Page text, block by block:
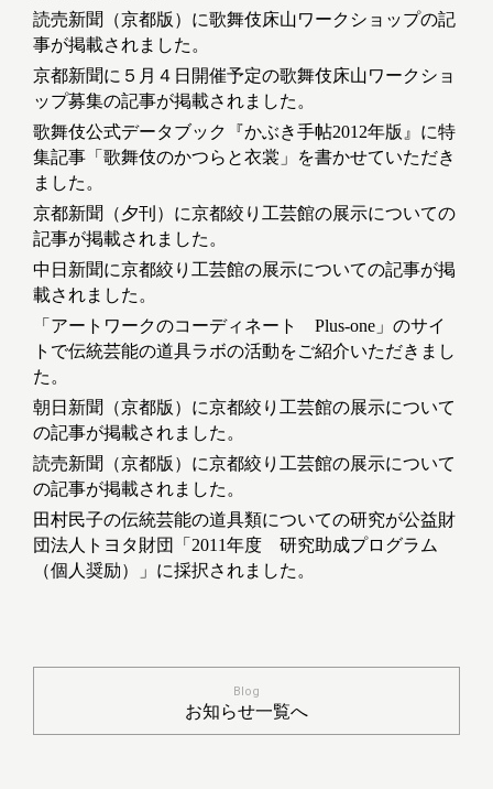
読売新聞（京都版）に歌舞伎床山ワークショップの記
事が掲載されました。
京都新聞に５月４日開催予定の歌舞伎床山ワークショ
ップ募集の記事が掲載されました。
歌舞伎公式データブック『かぶき手帖2012年版』に特
集記事「歌舞伎のかつらと衣裳」を書かせていただき
ました。
京都新聞（夕刊）に京都絞り工芸館の展示についての
記事が掲載されました。
中日新聞に京都絞り工芸館の展示についての記事が掲
載されました。
「アートワークのコーディネート Plus-one」のサイ
トで伝統芸能の道具ラボの活動をご紹介いただきまし
た。
朝日新聞（京都版）に京都絞り工芸館の展示について
の記事が掲載されました。
読売新聞（京都版）に京都絞り工芸館の展示について
の記事が掲載されました。
田村民子の伝統芸能の道具類についての研究が公益財
団法人トヨタ財団「2011年度 研究助成プログラム
（個人奨励）」に採択されました。
Blog
お知らせ一覧へ